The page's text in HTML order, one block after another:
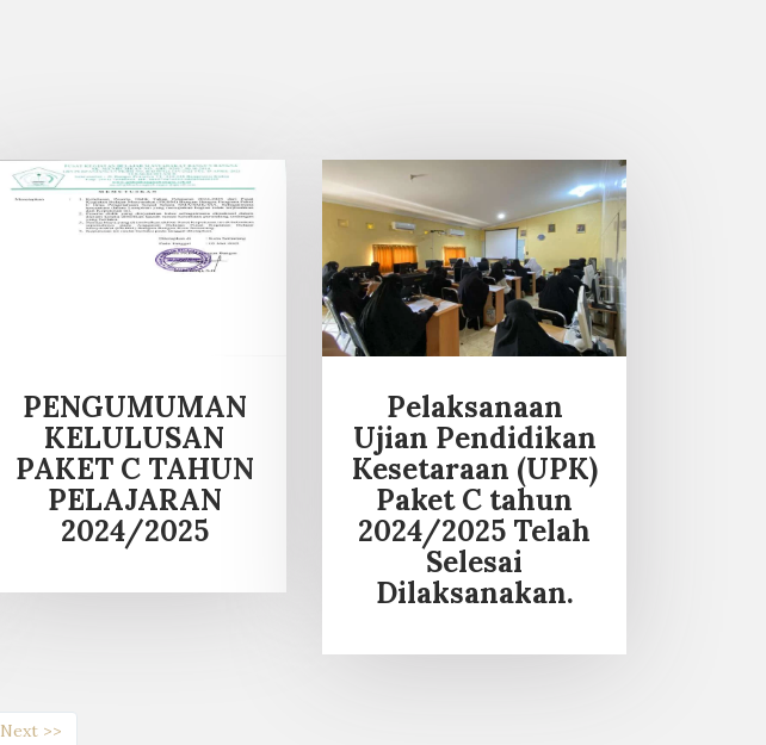
PENGUMUMAN
KELULUSAN
PAKET C TAHUN
PELAJARAN
2024/2025
Pelaksanaan
Ujian Pendidikan
Kesetaraan (UPK)
Paket C tahun
2024/2025 Telah
Selesai
Dilaksanakan.
Next >>